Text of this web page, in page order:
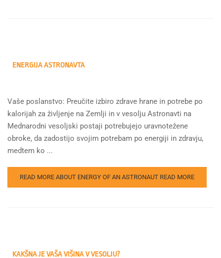
ENERGIJA ASTRONAVTA
Vaše poslanstvo: Preučite izbiro zdrave hrane in potrebe po
kalorijah za življenje na Zemlji in v vesolju Astronavti na
Mednarodni vesoljski postaji potrebujejo uravnotežene
obroke, da zadostijo svojim potrebam po energiji in zdravju,
medtem ko ...
READ MORE ABOUT ENERGY OF AN ASTRONAUT READ MORE
KAKŠNA JE VAŠA VIŠINA V VESOLJU?